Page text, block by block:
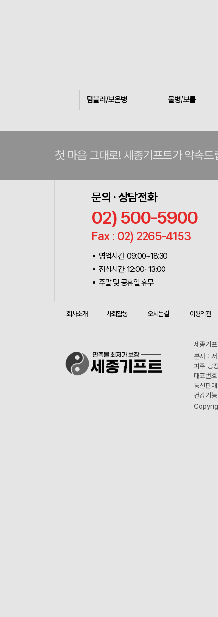
텀블러/보온병 물병/보틀
첫 마음 그대로! 세종기프트가 약속드
문의 · 상담전화
02) 500-5900
Fax : 02) 2265-4153
영업시간 09:00~18:30
점심시간 12:00~13:00
주말 및 공휴일 휴무
회사소개 사회활동 오시는길 이용약관
세종기
본사 :
파주 공
대표번
통신판
건강기